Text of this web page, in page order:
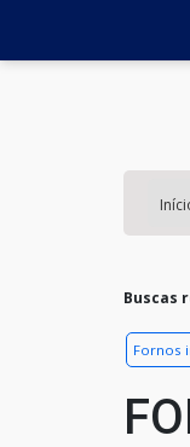
Buscas
Fornos